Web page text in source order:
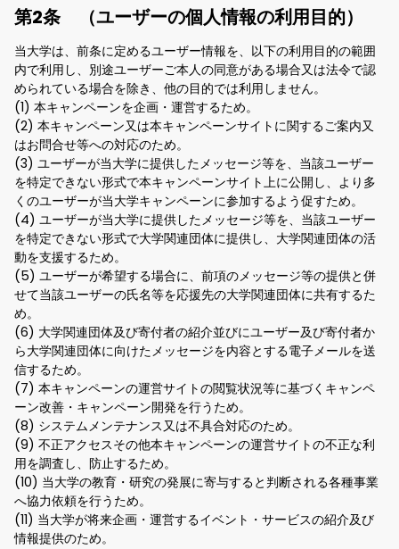
第2条 （ユーザーの個人情報の利用目的）
当大学は、前条に定めるユーザー情報を、以下の利用目的の範囲
内で利用し、別途ユーザーご本人の同意がある場合又は法令で認
められている場合を除き、他の目的では利用しません。
(1) 本キャンペーンを企画・運営するため。
(2) 本キャンペーン又は本キャンペーンサイトに関するご案内又
はお問合せ等への対応のため。
(3) ユーザーが当大学に提供したメッセージ等を、当該ユーザー
を特定できない形式で本キャンペーンサイト上に公開し、より多
くのユーザーが当大学キャンペーンに参加するよう促すため。
(4) ユーザーが当大学に提供したメッセージ等を、当該ユーザー
を特定できない形式で大学関連団体に提供し、大学関連団体の活
動を支援するため。
(5) ユーザーが希望する場合に、前項のメッセージ等の提供と併
せて当該ユーザーの氏名等を応援先の大学関連団体に共有するた
め。
(6) 大学関連団体及び寄付者の紹介並びにユーザー及び寄付者か
ら大学関連団体に向けたメッセージを内容とする電子メールを送
信するため。
(7) 本キャンペーンの運営サイトの閲覧状況等に基づくキャンペ
ーン改善・キャンペーン開発を行うため。
(8) システムメンテナンス又は不具合対応のため。
(9) 不正アクセスその他本キャンペーンの運営サイトの不正な利
用を調査し、防止するため。
(10) 当大学の教育・研究の発展に寄与すると判断される各種事業
へ協力依頼を行うため。
(11) 当大学が将来企画・運営するイベント・サービスの紹介及び
情報提供のため。